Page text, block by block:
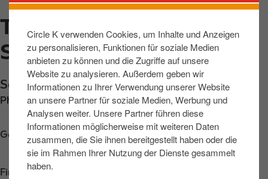
Circle K verwenden Cookies, um Inhalte und Anzeigen
zu personalisieren, Funktionen für soziale Medien
anbieten zu können und die Zugriffe auf unsere
Website zu analysieren. Außerdem geben wir
Informationen zu Ihrer Verwendung unserer Website
an unsere Partner für soziale Medien, Werbung und
Analysen weiter. Unsere Partner führen diese
Informationen möglicherweise mit weiteren Daten
zusammen, die Sie ihnen bereitgestellt haben oder die
sie im Rahmen Ihrer Nutzung der Dienste gesammelt
haben.
u
m
I
h
a
v
TRIER- EHRANG,
SERVAISSTR
Servaisstrasse 1 ,Trier-Ehrang,54293,DE
Phone: +496519680914
Get directions
Find us onApp Store